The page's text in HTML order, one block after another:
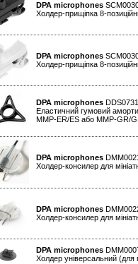
DPA microphones
Холдер-прищіпка 8-
DPA microphones
Холдер-прищіпка 8-
DPA microphones
Еластичний гумовий
MMP-ER/ES або MMP-GR/
DPA microphones
Холдер-консилер для
DPA microphones
Холдер-консилер для
DPA microphones
Холдер універсальний (для